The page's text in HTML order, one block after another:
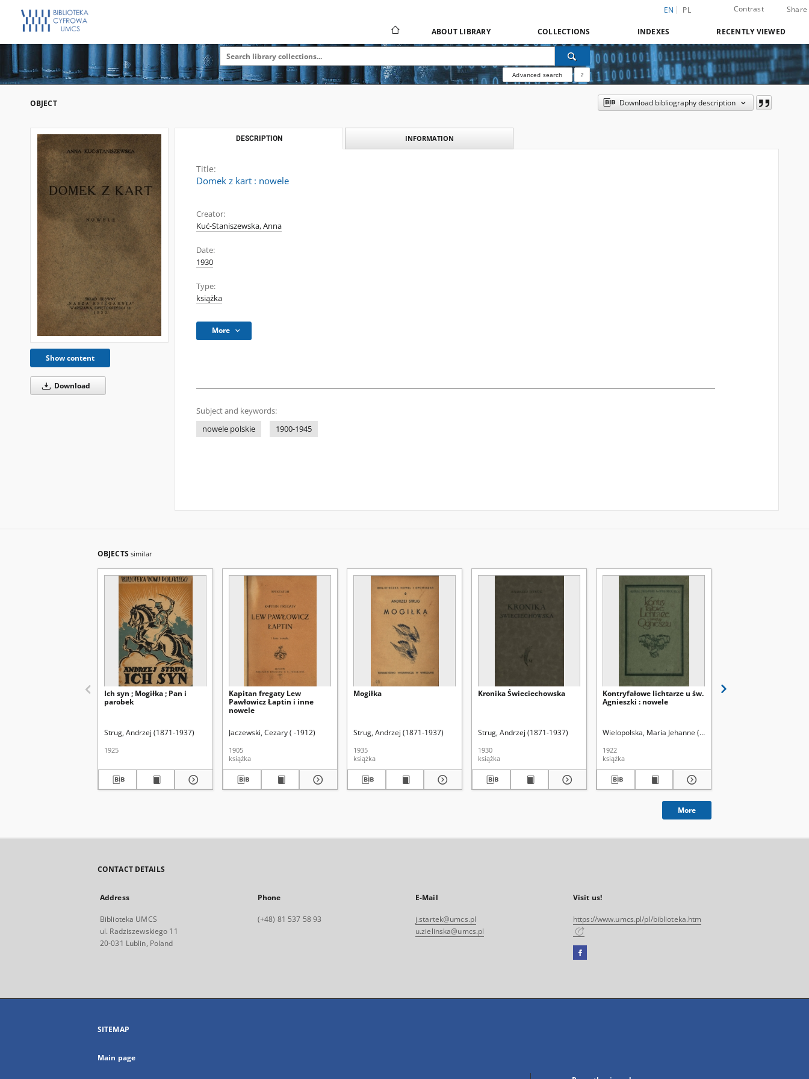
EN PL Contrast Share
ABOUT LIBRARY COLLECTIONS INDEXES RECENTLY VIEWED
Advanced search ?
OBJECT Download bibliography description
Show content
Download
DESCRIPTION INFORMATION
Title:
Domek z kart : nowele
Creator:
Kuć-Staniszewska, Anna
Date:
1930
Type:
książka
More
Subject and keywords:
nowele polskie
1900-1945
OBJECTS similar
Ich syn ; Mogiłka ; Pan i
parobek
Strug, Andrzej (1871-1937)
1925
Kapitan fregaty Lew
Pawłowicz Łaptin i inne
nowele
Jaczewski, Cezary ( -1912)
1905
książka
Mogiłka
Strug, Andrzej (1871-1937)
1935
książka
Kronika Świeciechowska
Strug, Andrzej (1871-1937)
1930
książka
Kontryfałowe lichtarze u św.
Agnieszki : nowele
Wielopolska, Maria Jehanne (1882-1940)
1922
książka
More
CONTACT DETAILS
Address
Biblioteka UMCS
ul. Radziszewskiego 11
20-031 Lublin, Poland
Phone
(+48) 81 537 58 93
E-Mail
j.startek@umcs.pl
u.zielinska@umcs.pl
Visit us!
https://www.umcs.pl/pl/biblioteka.htm
Facebook
open
SITEMAP
Main page